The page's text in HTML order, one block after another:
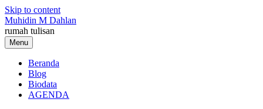
Skip to content
Muhidin M Dahlan
rumah tulisan
Menu
Beranda
Blog
Biodata
AGENDA